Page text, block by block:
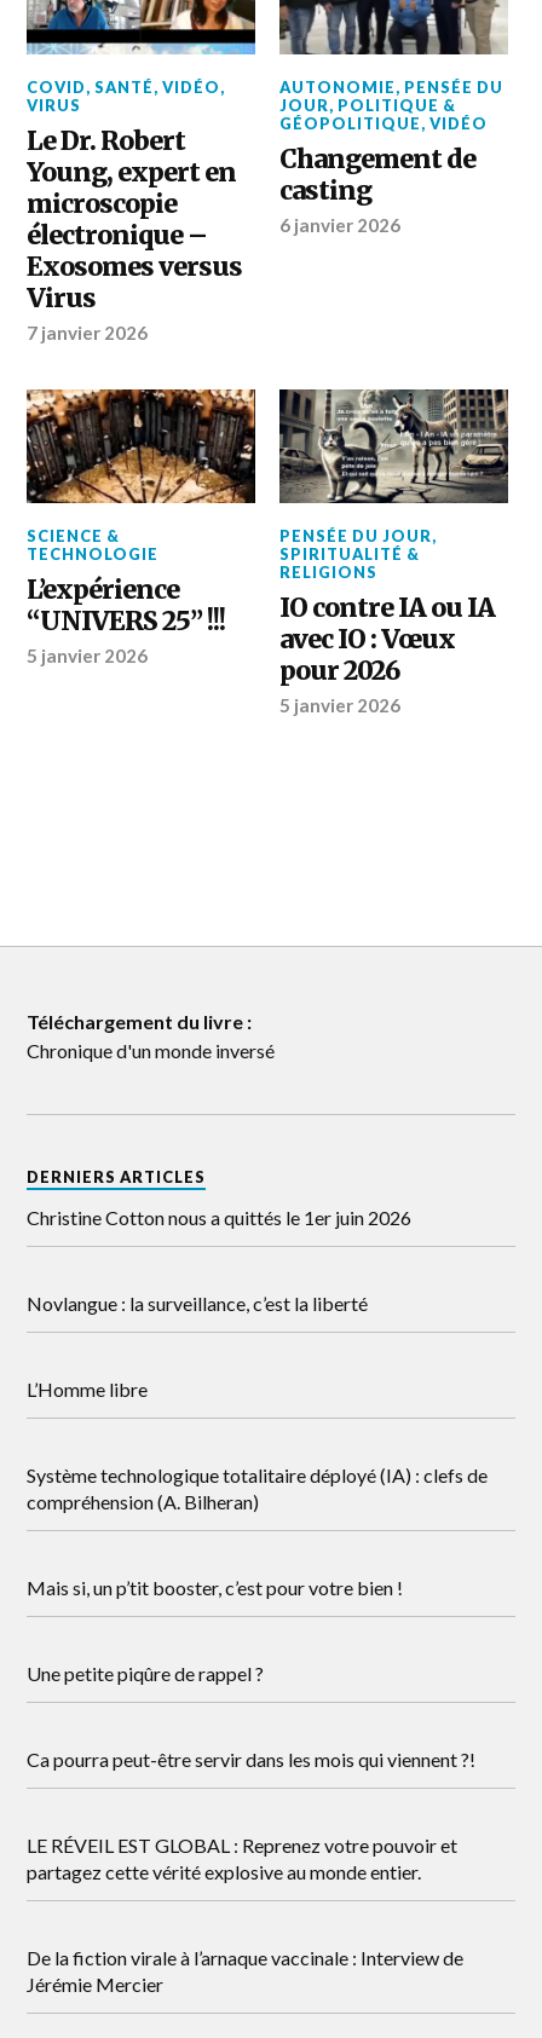
COVID,SANTÉ,VIDÉO,
VIRUS
Le Dr. Robert
Young, expert en
microscopie
électronique –
Exosomes versus
Virus
7 janvier 2026
AUTONOMIE, PENSÉE DU
JOUR, POLITIQUE &
GÉOPOLITIQUE,VIDÉO
Changement de
casting
6 janvier 2026
SCIENCE &
TECHNOLOGIE
L’expérience
“UNIVERS 25” !!!
5 janvier 2026
PENSÉE DU JOUR,
SPIRITUALITÉ &
RELIGIONS
IO contre IA ou IA
avec IO : Vœux
pour 2026
5 janvier 2026
Téléchargement du livre :
Chronique d'un monde inversé
DERNIERS ARTICLES
Christine Cotton nous a quittés le 1er juin 2026
Novlangue : la surveillance, c’est la liberté
L’Homme libre
Système technologique totalitaire déployé (IA) : clefs de
compréhension (A. Bilheran)
Mais si, un p’tit booster, c’est pour votre bien !
Une petite piqûre de rappel ?
Ca pourra peut-être servir dans les mois qui viennent ?!
LE RÉVEIL EST GLOBAL : Reprenez votre pouvoir et
partagez cette vérité explosive au monde entier.
De la fiction virale à l’arnaque vaccinale : Interview de
Jérémie Mercier